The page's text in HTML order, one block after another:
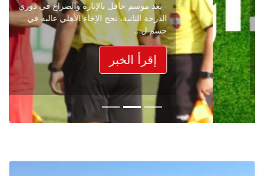
بعد موسم حافل بالإثارة والصراع في دوري
الدرجة الثانية، نجح الإخاء الأهلي عاليه في
حسم ل...
إقرأ الخبر